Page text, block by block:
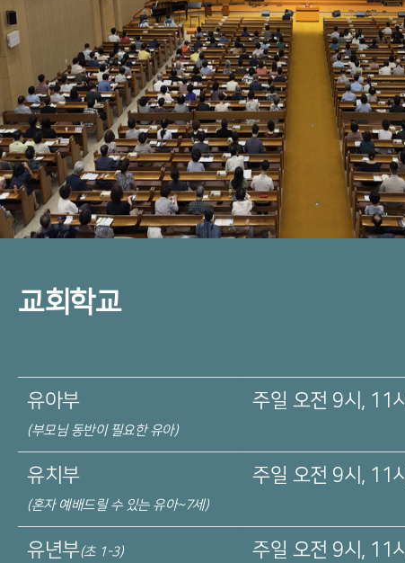
교회학교
유아부
(부모님 동반이 필요한 유아)
주일 오전 9시, 11시
유치부
(혼자 예배드릴수 있는 유아~7세)
주일 오전 9시, 11시
유년부(초 1-3) 주일 오전 9시, 11시